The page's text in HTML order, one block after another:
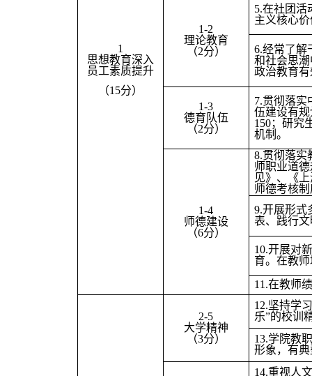
1
思想教育深入
员工素质提升
（15分）
1-2
理论教育
（2分）
5.在社团活
主义核心
6.经常了解
和社会思
政治教育
1-3
德育队伍
（2分）
7.贯彻落实
伍建设有
150；研究
机制。
1-4
师德建设
（6分）
8.贯彻落实
师职业道
见》、《
师德考核
9.开展形式
表、践行
10.开展对
育。在教
11.在教师
2-5
大学精神
（3分）
12.坚持学
乐”的校训
13.学院教
形象，有
14.重视人